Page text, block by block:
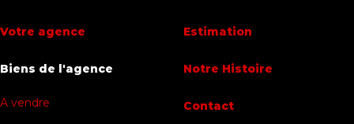
Votre agence
Biens de l'agence
A vendre
Estimation
Notre Histoire
Contact